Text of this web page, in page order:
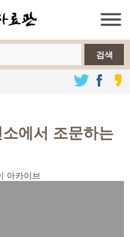
검색
에서 조문하는
아카이브